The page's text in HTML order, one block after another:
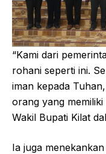
“Kami dari
rohani seperti ini.
iman kepada
orang yang
Wakil Bupati Kilat
Ia juga